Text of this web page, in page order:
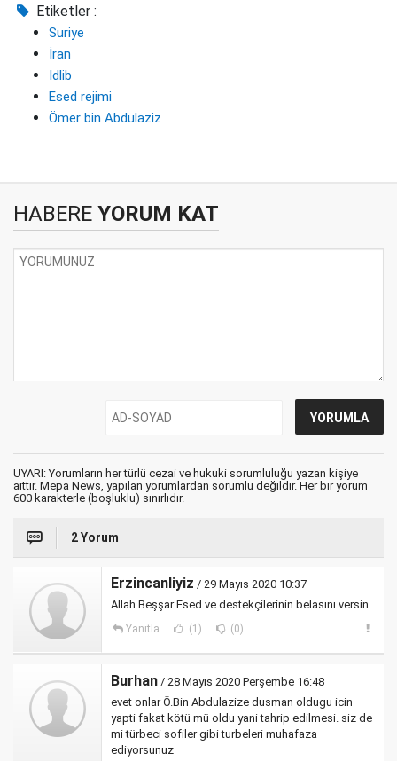
Etiketler :
Suriye
İran
Idlib
Esed rejimi
Ömer bin Abdulaziz
HABERE YORUM KAT
UYARI: Yorumların her türlü cezai ve hukuki sorumluluğu yazan kişiye
aittir. Mepa News, yapılan yorumlardan sorumlu değildir. Her bir yorum
600 karakterle (boşluklu) sınırlıdır.
2 Yorum
Erzincanliyiz / 29 Mayıs 2020 10:37
Allah Beşşar Esed ve destekçilerinin belasını versin.
Yanıtla (1) (0)
Burhan / 28 Mayıs 2020 Perşembe 16:48
evet onlar Ö.Bin Abdulazize dusman oldugu icin
yapti fakat kötü mü oldu yani tahrip edilmesi. siz de
mi türbeci sofiler gibi turbeleri muhafaza
ediyorsunuz